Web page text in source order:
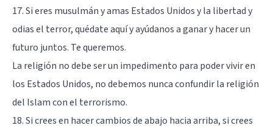
17. Si eres musulmán y amas Estados Unidos y la libertad y
odias el terror, quédate aquí y ayúdanos a ganar y hacer un
futuro juntos. Te queremos.
La religión no debe ser un impedimento para poder vivir en
los Estados Unidos, no debemos nunca confundir la religión
del Islam con el terrorismo.
18. Si crees en hacer cambios de abajo hacia arriba, si crees